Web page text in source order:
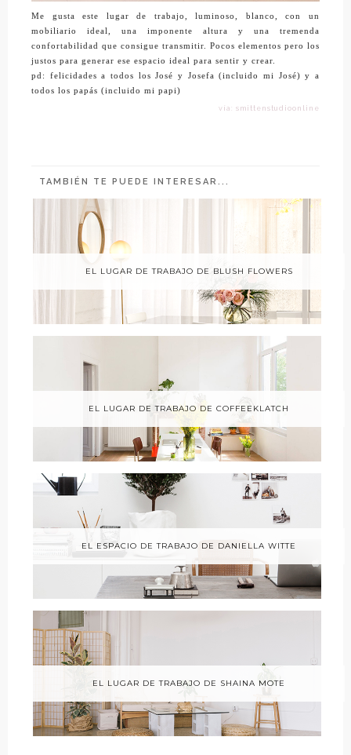
Me gusta este lugar de trabajo, luminoso, blanco, con un
mobiliario ideal, una imponente altura y una tremenda
confortabilidad que consigue transmitir. Pocos elementos pero los
justos para generar ese espacio ideal para sentir y crear.
pd: felicidades a todos los José y Josefa (incluido mi José) y a
todos los papás (incluido mi papi)
vía: smittenstudioonline
TAMBIÉN TE PUEDE INTERESAR...
EL LUGAR DE TRABAJO DE BLUSH FLOWERS
EL LUGAR DE TRABAJO DE COFFEEKLATCH
EL ESPACIO DE TRABAJO DE DANIELLA WITTE
EL LUGAR DE TRABAJO DE SHAINA MOTE